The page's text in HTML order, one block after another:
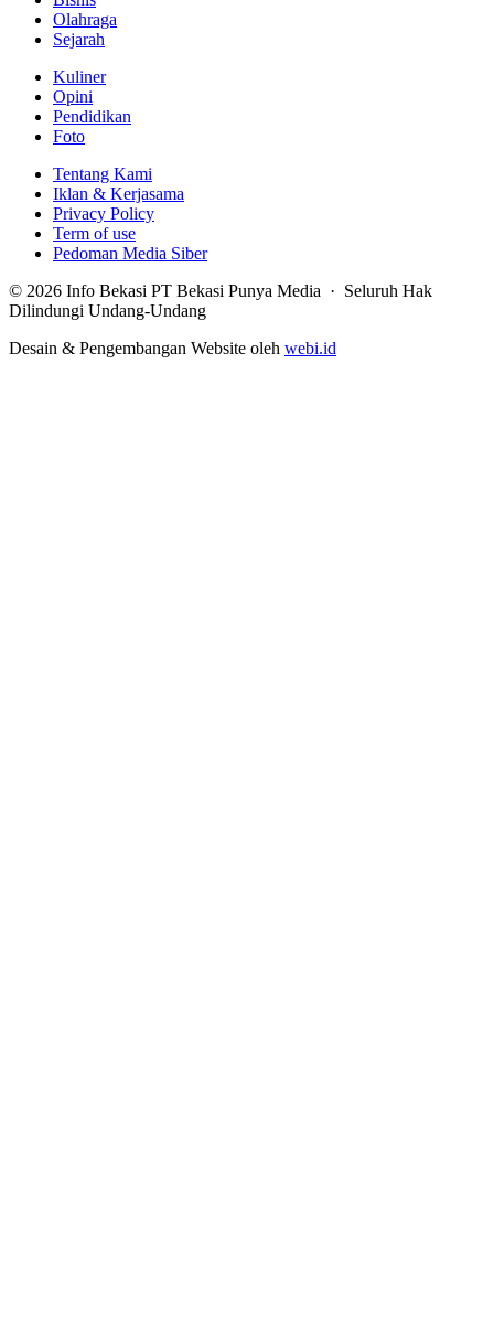
Olahraga
Sejarah
Kuliner
Opini
Pendidikan
Foto
Tentang Kami
Iklan & Kerjasama
Privacy Policy
Term of use
Pedoman Media Siber
© 2026 Info Bekasi PT Bekasi Punya Media · Seluruh Hak
Dilindungi Undang-Undang
Desain & Pengembangan Website oleh webi.id